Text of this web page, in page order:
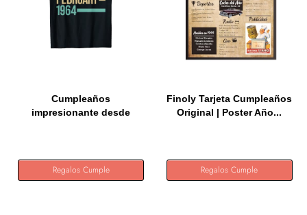
Cumpleaños
impresionante desde
Regalos Cumple
Finoly Tarjeta Cumpleaños
Original | Poster Año...
Regalos Cumple